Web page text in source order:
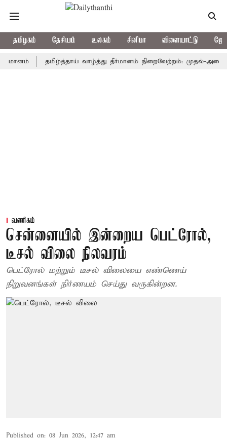
தமிழகம் தேசியம் உலகம் சினிமா விளையாட்டு
தமிழ்த்தாய் வாழ்த்து தீர்மானம் நிறைவேற்றம்: முதல்-அமைச்சர்
வணிகம்
சென்னையில் இன்றைய பெட்ரோல்,
டீசல் விலை நிலவரம்
பெட்ரோல் மற்றும் டீசல் விலையை எண்ணெய்
நிறுவனங்கள் நிர்ணயம் செய்து வருகின்றன.
Published on: 08 Jun 2026, 12:47 am